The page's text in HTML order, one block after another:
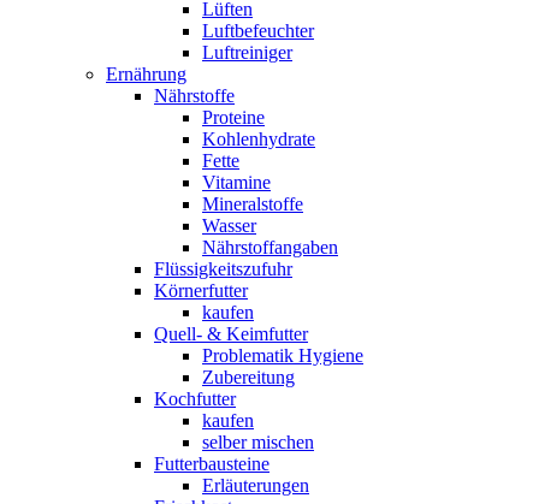
Lüften
Luftbefeuchter
Luftreiniger
Ernährung
Nährstoffe
Proteine
Kohlenhydrate
Fette
Vitamine
Mineralstoffe
Wasser
Nährstoffangaben
Flüssigkeitszufuhr
Körnerfutter
kaufen
Quell- & Keimfutter
Problematik Hygiene
Zubereitung
Kochfutter
kaufen
selber mischen
Futterbausteine
Erläuterungen